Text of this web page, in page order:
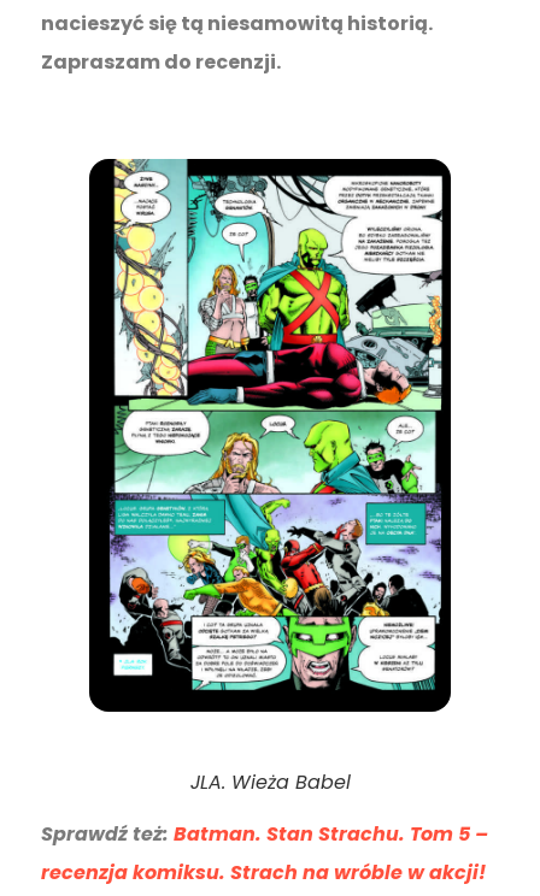
nacieszyć się tą niesamowitą historią.
Zapraszam do recenzji.
JLA. Wieża Babel
Sprawdź też: Batman. Stan Strachu. Tom 5 –
recenzja komiksu. Strach na wróble w akcji!